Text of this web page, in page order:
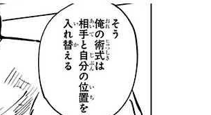
その２
えてしまう
体する前から面白いんだよなぁ
す。
かわからない